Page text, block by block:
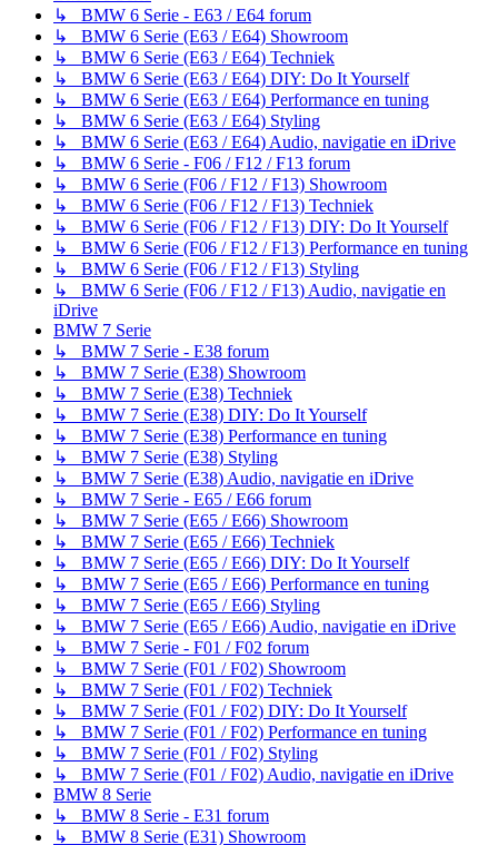
↳ BMW 6 Serie - E63 / E64 forum
↳ BMW 6 Serie (E63 / E64) Showroom
↳ BMW 6 Serie (E63 / E64) Techniek
↳ BMW 6 Serie (E63 / E64) DIY: Do It Yourself
↳ BMW 6 Serie (E63 / E64) Performance en tuning
↳ BMW 6 Serie (E63 / E64) Styling
↳ BMW 6 Serie (E63 / E64) Audio, navigatie en iDrive
↳ BMW 6 Serie - F06 / F12 / F13 forum
↳ BMW 6 Serie (F06 / F12 / F13) Showroom
↳ BMW 6 Serie (F06 / F12 / F13) Techniek
↳ BMW 6 Serie (F06 / F12 / F13) DIY: Do It Yourself
↳ BMW 6 Serie (F06 / F12 / F13) Performance en tuning
↳ BMW 6 Serie (F06 / F12 / F13) Styling
↳ BMW 6 Serie (F06 / F12 / F13) Audio, navigatie en
iDrive
BMW 7 Serie
↳ BMW 7 Serie - E38 forum
↳ BMW 7 Serie (E38) Showroom
↳ BMW 7 Serie (E38) Techniek
↳ BMW 7 Serie (E38) DIY: Do It Yourself
↳ BMW 7 Serie (E38) Performance en tuning
↳ BMW 7 Serie (E38) Styling
↳ BMW 7 Serie (E38) Audio, navigatie en iDrive
↳ BMW 7 Serie - E65 / E66 forum
↳ BMW 7 Serie (E65 / E66) Showroom
↳ BMW 7 Serie (E65 / E66) Techniek
↳ BMW 7 Serie (E65 / E66) DIY: Do It Yourself
↳ BMW 7 Serie (E65 / E66) Performance en tuning
↳ BMW 7 Serie (E65 / E66) Styling
↳ BMW 7 Serie (E65 / E66) Audio, navigatie en iDrive
↳ BMW 7 Serie - F01 / F02 forum
↳ BMW 7 Serie (F01 / F02) Showroom
↳ BMW 7 Serie (F01 / F02) Techniek
↳ BMW 7 Serie (F01 / F02) DIY: Do It Yourself
↳ BMW 7 Serie (F01 / F02) Performance en tuning
↳ BMW 7 Serie (F01 / F02) Styling
↳ BMW 7 Serie (F01 / F02) Audio, navigatie en iDrive
BMW 8 Serie
↳ BMW 8 Serie - E31 forum
↳ BMW 8 Serie (E31) Showroom